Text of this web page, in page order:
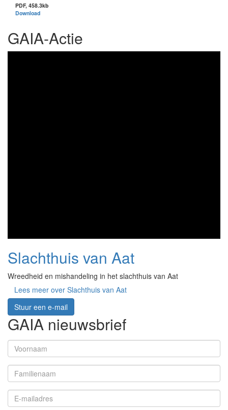
Document
PDF, 458.3kb
Download
GAIA-Actie
Slachthuis van Aat
Wreedheid en mishandeling in het slachthuis van Aat
Lees meer over Slachthuis van Aat
Stuur een e-mail
GAIA nieuwsbrief